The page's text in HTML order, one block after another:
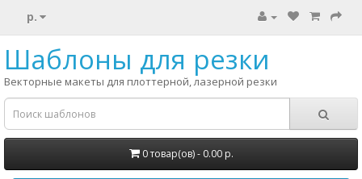
р.
Шаблоны для резки
Векторные макеты для плоттерной, лазерной резки
0 товар(ов) - 0.00 р.